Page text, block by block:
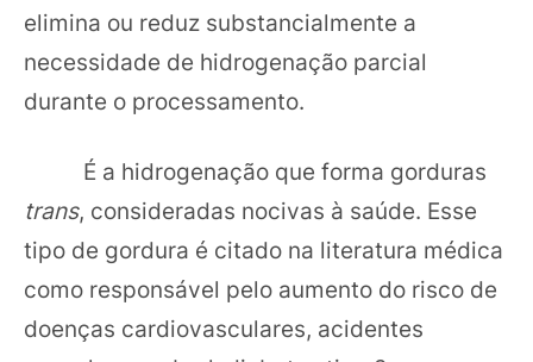
elimina ou reduz substancialmente a
necessidade de hidrogenação parcial
durante o processamento.
É a hidrogenação que forma gorduras
trans, consideradas nocivas à saúde. Esse
tipo de gordura é citado na literatura médica
como responsável pelo aumento do risco de
doenças cardiovasculares, acidentes